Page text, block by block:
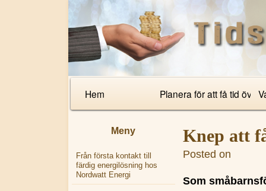
Navigation
Hem Planera för att få tid över
Knep att
Posted on
Som
Meny
Från första kontakt till
färdig energilösning hos
Nordwatt Energi